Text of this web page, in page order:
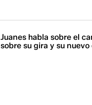
Juanes habla sobre el
sobre su gira y su